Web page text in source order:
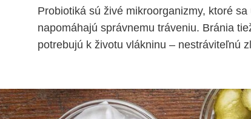
Probiotiká sú živé mikroorganizmy, ktoré
napomáhajú správnemu tráveniu. Bránia
potrebujú k životu vlákninu – nestráviteľnú